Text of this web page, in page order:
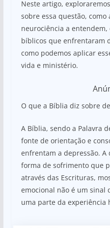
Neste artigo,
sobre essa questão, como
neurociência a
bíblicos que enfrentaram
como podemos aplicar
vida e ministério.
O que a Bíblia diz sobre
A Bíblia, sendo a Palavra
fonte de orientação e
enfrentam a depressão. A
forma de sofrimento que
através das Escrituras,
emocional não é um sinal
uma parte da experiência